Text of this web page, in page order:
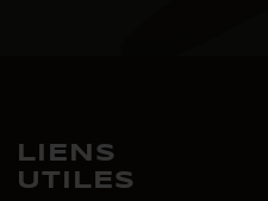
LIENS
UTILES